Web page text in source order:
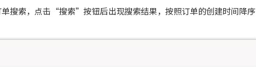
搜索，点击“搜索”按钮后出现搜索结果，按照订单的创建时间降序